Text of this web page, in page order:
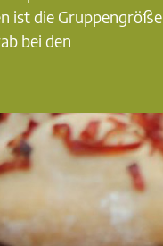
ist die Gruppengröße
bei den